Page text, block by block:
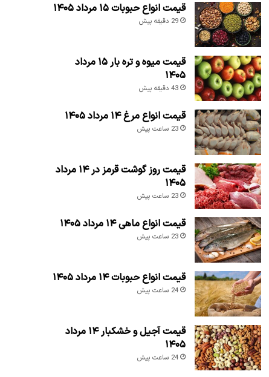
قیمت انواع حبوبات ۱۵ مرداد ۱۴۰۵
29 دقیقه پیش
قیمت میوه و تره بار ۱۵ مرداد
۱۴۰۵
43 دقیقه پیش
قیمت انواع مرغ ۱۴ مرداد ۱۴۰۵
23 ساعت پیش
قیمت روز گوشت قرمز در ۱۴ مرداد
۱۴۰۵
23 ساعت پیش
قیمت انواع ماهی ۱۴ مرداد ۱۴۰۵
23 ساعت پیش
قیمت انواع حبوبات ۱۴ مرداد ۱۴۰۵
24 ساعت پیش
قیمت آجیل و خشکبار ۱۴ مرداد
۱۴۰۵
24 ساعت پیش